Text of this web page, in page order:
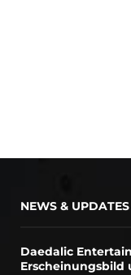
NEWS & UPDATES
Daedalic
Erscheinungsbild